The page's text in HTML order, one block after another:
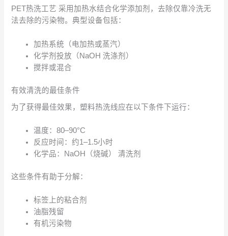
PET热洗工艺 采用加热水结合化学添加剂，去除仅靠冷洗无
法去除的污染物。典型设备包括：
加热系统（电加热或蒸汽）
化学剂投放（NaOH 洗涤剂）
搅拌或混合
有效清洗的最佳条件
为了获得最佳效果，塑料热洗线应在以下条件下运行：
温度：80–90°C
反应时间：约1–1.5小时
化学品：NaOH（烧碱） 清洗剂
这些条件有助于分解：
标签上的粘合剂
油脂残留
有机污染物